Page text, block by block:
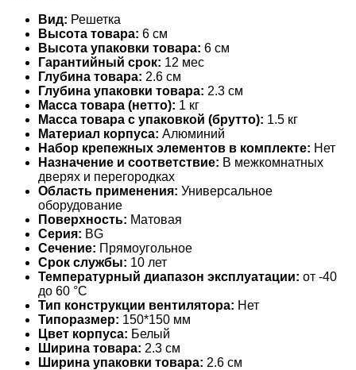
Вид: Решетка
Высота товара: 6 см
Высота упаковки товара: 6 см
Гарантийный срок: 12 мес
Глубина товара: 2.6 см
Глубина упаковки товара: 2.3 см
Масса товара (нетто): 1 кг
Масса товара с упаковкой (брутто): 1.5 кг
Материал корпуса: Алюминий
Набор крепежных элементов в комплекте: Нет
Назначение и соответствие: В межкомнатных
дверях и перегородках
Область применения: Универсальное
оборудование
Поверхность: Матовая
Серия: BG
Сечение: Прямоугольное
Срок службы: 10 лет
Температурный диапазон эксплуатации: от -40
до 60 °С
Тип конструкции вентилятора: Нет
Типоразмер: 150*150 мм
Цвет корпуса: Белый
Ширина товара: 2.3 см
Ширина упаковки товара: 2.6 см